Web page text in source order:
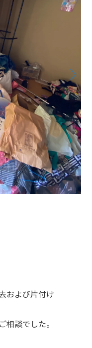
および片付け
相談でした。